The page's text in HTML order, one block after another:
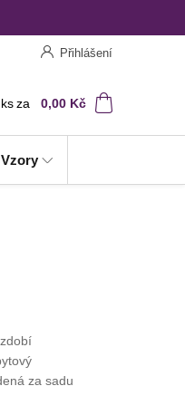
Přihlášení
ksza 0,00 Kč
Vzory
za sadu